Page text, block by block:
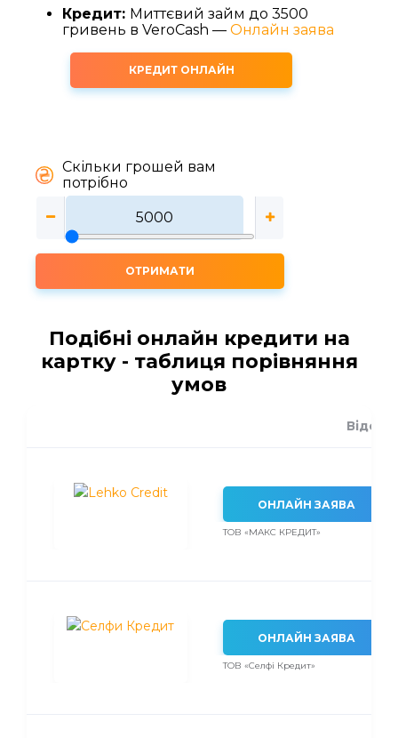
Кредит: Миттєвий займ до 3500
гривень в VeroCash — Онлайн заява
КРЕДИТ ОНЛАЙН
Скільки грошей вам
потрібно
ОТРИМАТИ
Подібні онлайн кредити на
картку - таблиця порівняння
умов
ОНЛАЙН ЗАЯВА
ТОВ «МАКС КРЕДИТ»
ОНЛАЙН ЗАЯВА
ТОВ «Селфі Кредит»